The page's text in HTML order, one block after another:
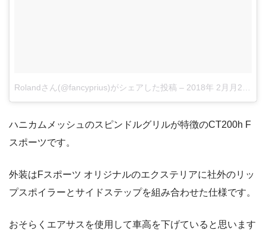
Rolandさん(@fancyprius)がシェアした投稿 – 2018年 2月月26日午後12時22分PST
ハニカムメッシュのスピンドルグリルが特徴のCT200h F
スポーツです。
外装はFスポーツ オリジナルのエクステリアに社外のリッ
プスポイラーとサイドステップを組み合わせた仕様です。
おそらくエアサスを使用して車高を下げていると思います